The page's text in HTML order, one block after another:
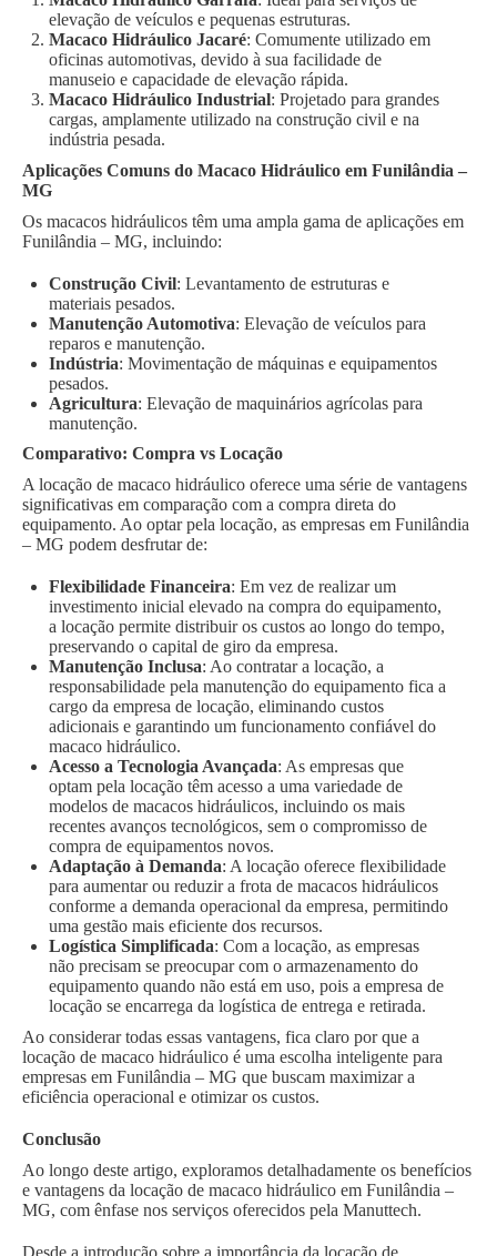
elevação de veículos e pequenas estruturas.
Macaco Hidráulico Jacaré: Comumente utilizado em
oficinas automotivas, devido à sua facilidade de
manuseio e capacidade de elevação rápida.
Macaco Hidráulico Industrial: Projetado para grandes
cargas, amplamente utilizado na construção civil e na
indústria pesada.
Aplicações Comuns do Macaco Hidráulico em Funilândia –
MG
Os macacos hidráulicos têm uma ampla gama de aplicações em
Funilândia – MG, incluindo:
Construção Civil: Levantamento de estruturas e
materiais pesados.
Manutenção Automotiva: Elevação de veículos para
reparos e manutenção.
Indústria: Movimentação de máquinas e equipamentos
pesados.
Agricultura: Elevação de maquinários agrícolas para
manutenção.
Comparativo: Compra vs Locação
A locação de macaco hidráulico oferece uma série de vantagens
significativas em comparação com a compra direta do
equipamento. Ao optar pela locação, as empresas em Funilândia
– MG podem desfrutar de:
Flexibilidade Financeira: Em vez de realizar um
investimento inicial elevado na compra do equipamento,
a locação permite distribuir os custos ao longo do tempo,
preservando o capital de giro da empresa.
Manutenção Inclusa: Ao contratar a locação, a
responsabilidade pela manutenção do equipamento fica a
cargo da empresa de locação, eliminando custos
adicionais e garantindo um funcionamento confiável do
macaco hidráulico.
Acesso a Tecnologia Avançada: As empresas que
optam pela locação têm acesso a uma variedade de
modelos de macacos hidráulicos, incluindo os mais
recentes avanços tecnológicos, sem o compromisso de
compra de equipamentos novos.
Adaptação à Demanda: A locação oferece flexibilidade
para aumentar ou reduzir a frota de macacos hidráulicos
conforme a demanda operacional da empresa, permitindo
uma gestão mais eficiente dos recursos.
Logística Simplificada: Com a locação, as empresas
não precisam se preocupar com o armazenamento do
equipamento quando não está em uso, pois a empresa de
locação se encarrega da logística de entrega e retirada.
Ao considerar todas essas vantagens, fica claro por que a
locação de macaco hidráulico é uma escolha inteligente para
empresas em Funilândia – MG que buscam maximizar a
eficiência operacional e otimizar os custos.
Conclusão
Ao longo deste artigo, exploramos detalhadamente os benefícios
e vantagens da locação de macaco hidráulico em Funilândia –
MG, com ênfase nos serviços oferecidos pela Manuttech.